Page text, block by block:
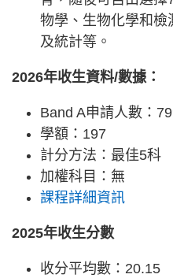
物學、生物化學和檢
及統計等。
2026年收生資料/數據：
Band A申請人數：
學額：197
計分方法：最佳5科
加權科目：無
課程詳細資訊
2025年收生分數
收分平均數：20.15